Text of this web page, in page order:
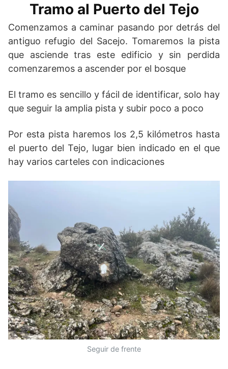
Tramo al Puerto del Tejo
Comenzamos a caminar pasando por detrás del
antiguo refugio del Sacejo. Tomaremos la pista
que asciende tras este edificio y sin perdida
comenzaremos a ascender por el bosque
El tramo es sencillo y fácil de identificar, solo hay
que seguir la amplia pista y subir poco a poco
Por esta pista haremos los 2,5 kilómetros hasta
el puerto del Tejo, lugar bien indicado en el que
hay varios carteles con indicaciones
Seguir de frente